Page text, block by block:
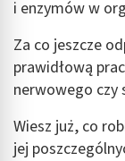
i enzymów w
Za co jeszcze
prawidłową
nerwowego czy
Wiesz już, co
jej